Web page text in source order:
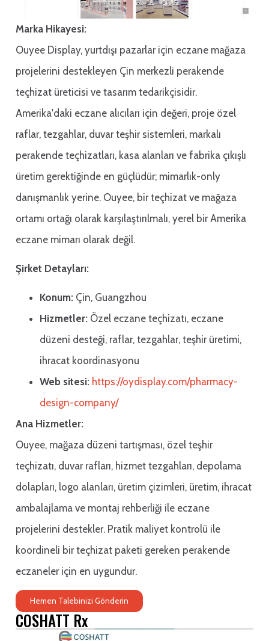
Marka Hikayesi:
Ouyee Display, yurtdışı pazarlar için eczane mağaza
projelerini destekleyen Çin merkezli perakende
teçhizat üreticisi ve tasarım tedarikçisidir.
Amerika'daki eczane alıcıları için değeri, proje özel
raflar, tezgahlar, duvar teşhir sistemleri, markalı
perakende teçhizatları, kasa alanları ve fabrika çıkışlı
üretim gerektiğinde en güçlüdür; mimarlık-only
danışmanlık yerine. Ouyee, bir teçhizat ve mağaza
ortamı ortağı olarak karşılaştırılmalı, yerel bir Amerika
eczane mimarı olarak değil.
Şirket Detayları:
Konum: Çin, Guangzhou
Hizmetler: Özel eczane teçhizatı, eczane
düzeni desteği, raflar, tezgahlar, teşhir üretimi,
ihracat koordinasyonu
Web sitesi: https://oydisplay.com/pharmacy-
design-company/
Ana Hizmetler:
Ouyee, mağaza düzeni tartışması, özel teşhir
teçhizatı, duvar rafları, hizmet tezgahları, depolama
dolapları, logo alanları, üretim çizimleri, üretim, ihracat
ambalajlama ve montaj rehberliği ile eczane
projelerini destekler. Pratik maliyet kontrolü ile
koordineli bir teçhizat paketi gereken perakende
eczaneler için en uygundur.
Hemen Talebinizi Gönderin
COSHATT Rx